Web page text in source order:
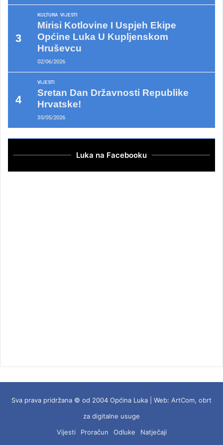
KULTURA VIJESTI
Mirisi Kotlovine I Uspjeh Ekipe
Općine Luka U Kupljenskom
Hruševcu
02/06/2026
VIJESTI
Sretan Dan Državnosti Republike
Hrvatske!
30/05/2026
Luka na Facebooku
Sva prava pridržana © od 2004 Općina Luka | Web: ArtCom, obrt
za digitalne usuge
Vijesti
Proračun Odluke
Natječaji